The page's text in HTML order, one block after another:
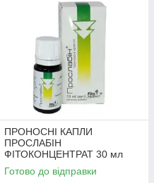
ПРОНОСНІ КАПЛИ
ПРОСЛАБІН
ФІТОКОНЦЕНТРАТ 30 мл
Готово до відправки